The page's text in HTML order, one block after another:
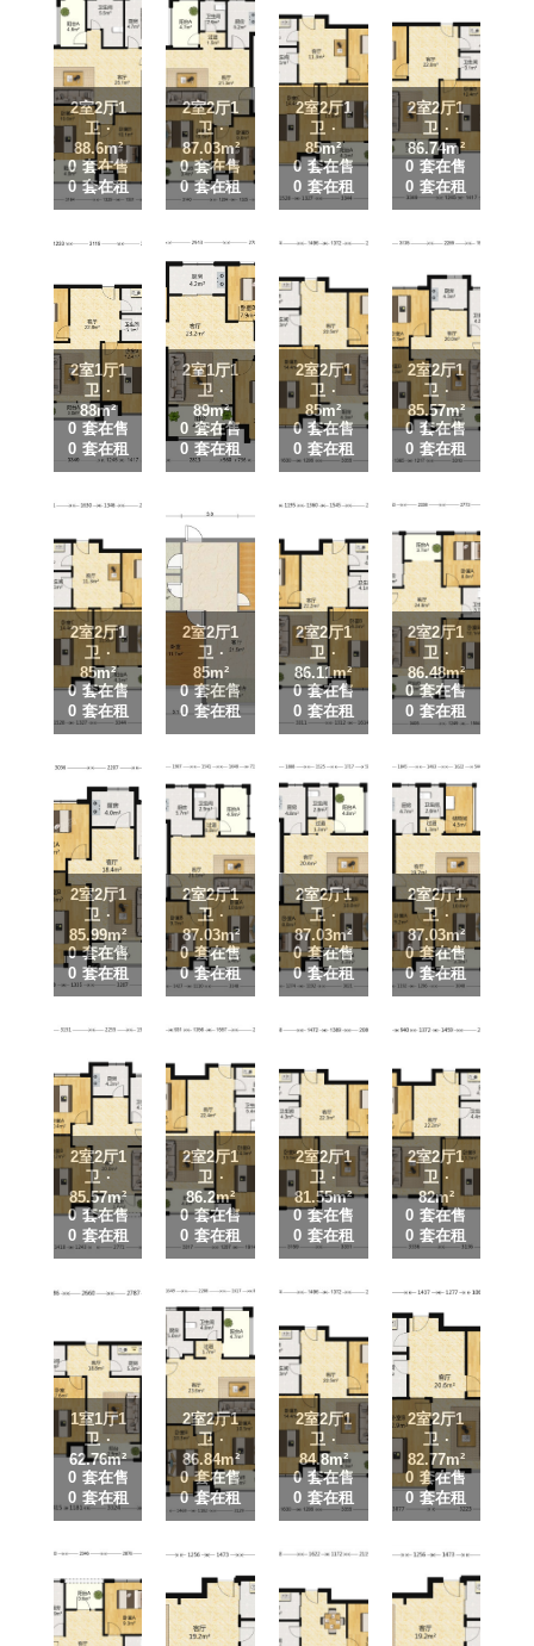
2室2厅1
卫 ·
88.6m²
0 套在售
0 套在租
2室2厅1
卫 ·
87.03m²
0 套在售
0 套在租
2室2厅1
卫 ·
85m²
0 套在售
0 套在租
2室2厅1
卫 ·
86.74m²
0 套在售
0 套在租
2室1厅1
卫 ·
88m²
0 套在售
0 套在租
2室1厅1
卫 ·
89m²
0 套在售
0 套在租
2室2厅1
卫 ·
85m²
0 套在售
0 套在租
2室2厅1
卫 ·
85.57m²
0 套在售
0 套在租
2室2厅1
卫 ·
85m²
0 套在售
0 套在租
2室2厅1
卫 ·
85m²
0 套在售
0 套在租
2室2厅1
卫 ·
86.11m²
0 套在售
0 套在租
2室2厅1
卫 ·
86.48m²
0 套在售
0 套在租
2室2厅1
卫 ·
85.99m²
0 套在售
0 套在租
2室2厅1
卫 ·
87.03m²
0 套在售
0 套在租
2室2厅1
卫 ·
87.03m²
0 套在售
0 套在租
2室2厅1
卫 ·
87.03m²
0 套在售
0 套在租
2室2厅1
卫 ·
85.57m²
0 套在售
0 套在租
2室2厅1
卫 ·
86.2m²
0 套在售
0 套在租
2室2厅1
卫 ·
81.55m²
0 套在售
0 套在租
2室2厅1
卫 ·
82m²
0 套在售
0 套在租
1室1厅1
卫 ·
62.76m²
0 套在售
0 套在租
2室2厅1
卫 ·
86.84m²
0 套在售
0 套在租
2室2厅1
卫 ·
84.8m²
0 套在售
0 套在租
2室2厅1
卫 ·
82.77m²
0 套在售
0 套在租